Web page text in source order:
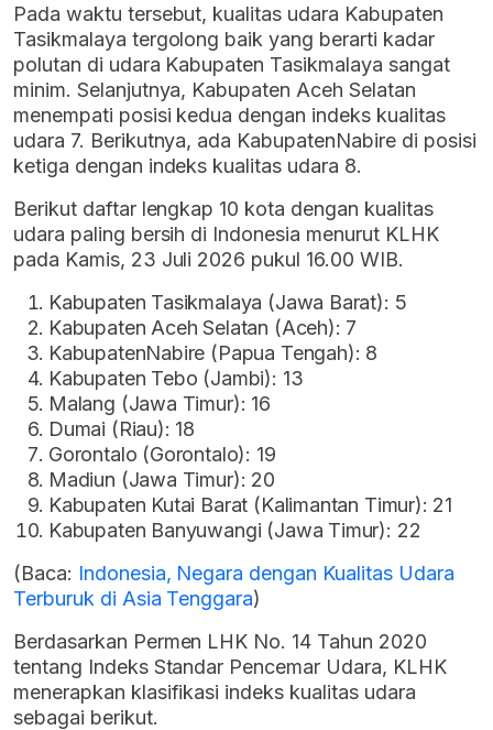
Pada waktu tersebut, kualitas udara Kabupaten
Tasikmalaya tergolong baik yang berarti kadar
polutan di udara Kabupaten Tasikmalaya sangat
minim. Selanjutnya, Kabupaten Aceh Selatan
menempati posisi kedua dengan indeks kualitas
udara 7. Berikutnya, ada KabupatenNabire di posisi
ketiga dengan indeks kualitas udara 8.
Berikut daftar lengkap 10 kota dengan kualitas
udara paling bersih di Indonesia menurut KLHK
pada Kamis, 23 Juli 2026 pukul 16.00 WIB.
Kabupaten Tasikmalaya (Jawa Barat): 5
Kabupaten Aceh Selatan (Aceh): 7
KabupatenNabire (Papua Tengah): 8
Kabupaten Tebo (Jambi): 13
Malang (Jawa Timur): 16
Dumai (Riau): 18
Gorontalo (Gorontalo): 19
Madiun (Jawa Timur): 20
Kabupaten Kutai Barat (Kalimantan Timur): 21
Kabupaten Banyuwangi (Jawa Timur): 22
(Baca: Indonesia, Negara dengan Kualitas Udara
Terburuk di Asia Tenggara)
Berdasarkan Permen LHK No. 14 Tahun 2020
tentang Indeks Standar Pencemar Udara, KLHK
menerapkan klasifikasi indeks kualitas udara
sebagai berikut.